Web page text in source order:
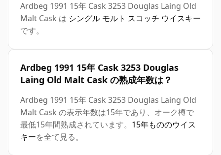
Ardbeg 1991 15年 Cask 3253 Douglas Laing Old
Malt Cask は シングル モルト スコッチ ウイスキー
です。
Ardbeg 1991 15年 Cask 3253 Douglas
Laing Old Malt Cask の熟成年数は？
Ardbeg 1991 15年 Cask 3253 Douglas Laing Old
Malt Cask の表示年数は15年であり、オーク樽で
最低15年間熟成されています。 15年もののウイス
キーを全て見る。